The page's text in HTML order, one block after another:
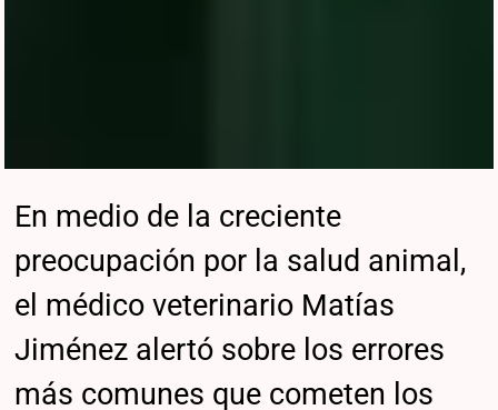
En medio de la creciente
preocupación por la salud animal,
el médico veterinario Matías
Jiménez alertó sobre los errores
más comunes que cometen los